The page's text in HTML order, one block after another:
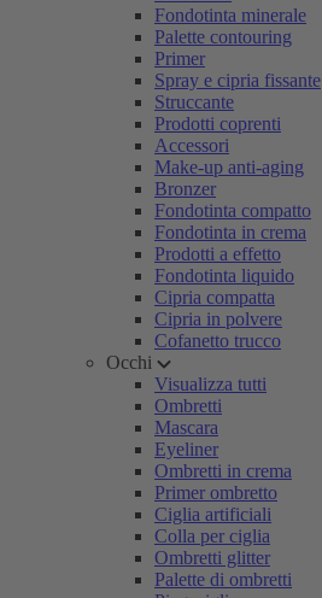
Fondotinta minerale
Palette contouring
Primer
Spray e cipria fissante
Struccante
Prodotti coprenti
Accessori
Make-up anti-aging
Bronzer
Fondotinta compatto
Fondotinta in crema
Prodotti a effetto
Fondotinta liquido
Cipria compatta
Cipria in polvere
Cofanetto trucco
Occhi
Visualizza tutti
Ombretti
Mascara
Eyeliner
Ombretti in crema
Primer ombretto
Ciglia artificiali
Colla per ciglia
Ombretti glitter
Palette di ombretti